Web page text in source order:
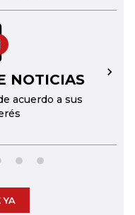
NOTICIAS
acuerdo a sus
→
YA